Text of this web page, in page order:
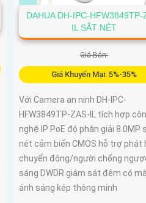
DAHUA DH-IPC-HFW3849TP-
IL SẮT NÉT
Giá Bán:
Giá Khuyến Mại: 5%-35%
Với Camera an ninh DH-IPC-
HFW3849TP-ZAS-IL tích hợp
nghệ IP PoE độ phân giải 8.0MP
nét cảm biến CMOS hỗ trợ phát
chuyển động/người chống
sáng DWDR giám sát đêm có
ánh sáng kép thông minh